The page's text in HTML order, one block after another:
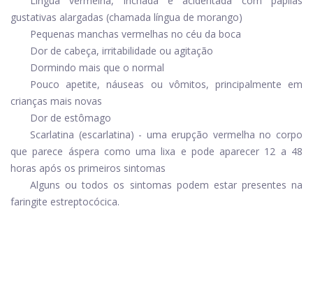
gustativas alargadas (chamada língua de morango)
Pequenas manchas vermelhas no céu da boca
Dor de cabeça, irritabilidade ou agitação
Dormindo mais que o normal
Pouco apetite, náuseas ou vômitos, principalmente em
crianças mais novas
Dor de estômago
Scarlatina (escarlatina) - uma erupção vermelha no corpo
que parece áspera como uma lixa e pode aparecer 12 a 48
horas após os primeiros sintomas
Alguns ou todos os sintomas podem estar presentes na
faringite estreptocócica.